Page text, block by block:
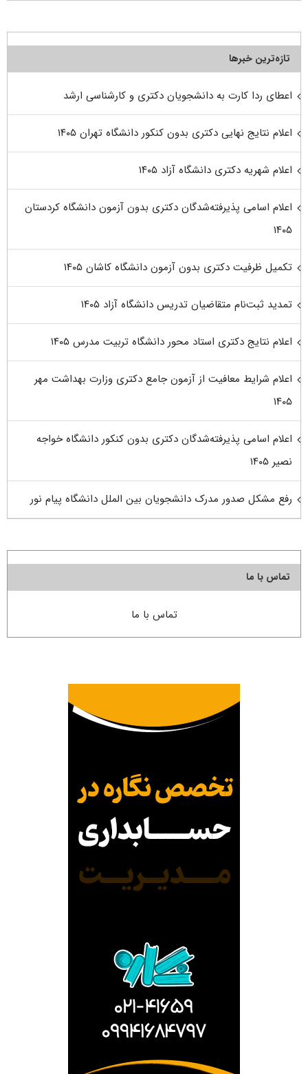
تازه‌ترین خبرها
اعطای ردا کارت به دانشجویان دکتری و کارشناسی ارشد
اعلام نتایج نهایی دکتری بدون کنکور دانشگاه تهران ۱۴۰۵
اعلام شهریه دکتری دانشگاه آزاد ۱۴۰۵
اعلام اسامی پذیرفته‌شدگان دکتری بدون آزمون دانشگاه کردستان
۱۴۰۵
تکمیل ظرفیت دکتری بدون آزمون دانشگاه کاشان ۱۴۰۵
تمدید ثبت‌نام متقاضیان تدریس دانشگاه آزاد ۱۴۰۵
اعلام نتایج دکتری استاد محور دانشگاه تربیت مدرس ۱۴۰۵
اعلام شرایط معافیت از آزمون جامع دکتری وزارت بهداشت مهر
۱۴۰۵
اعلام اسامی پذیرفته‌شدگان دکتری بدون کنکور دانشگاه خواجه
نصیر ۱۴۰۵
رفع مشکل صدور مدرک دانشجویان بین الملل دانشگاه پیام نور
تماس با ما
تماس با ما